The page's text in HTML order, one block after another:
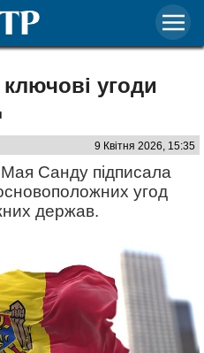
угоди
9 Квітня 2026, 15:35
Санду підписала
угод
держав.